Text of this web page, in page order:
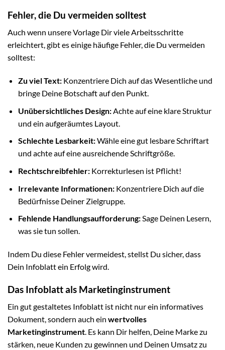
Fehler, die Du vermeiden solltest
Auch wenn unsere Vorlage Dir viele Arbeitsschritte
erleichtert, gibt es einige häufige Fehler, die Du vermeiden
solltest:
Zu viel Text:Konzentriere Dich auf das Wesentliche und
bringe Deine Botschaft auf den Punkt.
Unübersichtliches Design:Achte auf eine klare Struktur
und ein aufgeräumtes Layout.
Schlechte Lesbarkeit:Wähle eine gut lesbare Schriftart
und achte auf eine ausreichende Schriftgröße.
Rechtschreibfehler:Korrekturlesen ist Pflicht!
Irrelevante Informationen:Konzentriere Dich auf die
Bedürfnisse Deiner Zielgruppe.
Fehlende Handlungsaufforderung:Sage Deinen Lesern,
was sie tun sollen.
Indem Du diese Fehler vermeidest, stellst Du sicher, dass
Dein Infoblatt ein Erfolg wird.
Das Infoblatt als Marketinginstrument
Ein gut gestaltetes Infoblatt ist nicht nur ein informatives
Dokument, sondern auch ein wertvolles
Marketinginstrument. Es kann Dir helfen, Deine Marke zu
stärken, neue Kunden zu gewinnen und Deinen Umsatz zu